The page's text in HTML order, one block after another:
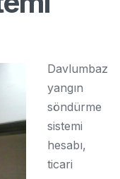
Davlumbaz
yangın
söndürme
sistemi
hesabı,
ticari